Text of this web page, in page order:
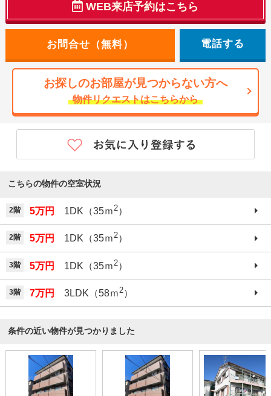
WEB来店予約はこちら
電話する
お探しのお部屋が見つからない方へ
物件リクエストはこちらから
こちらの物件の空室状況
2階 5万円 1DK（35ｍ2）
2階 5万円 1DK（35ｍ2）
3階 5万円 1DK（35ｍ 2）
3階 7万円 3LDK（58ｍ2）
条件の近い物件が見つかりました